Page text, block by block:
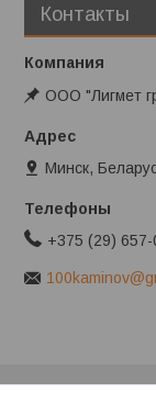
Контакты
ООО "Лигмет
Минск,
+375 (29) 657-